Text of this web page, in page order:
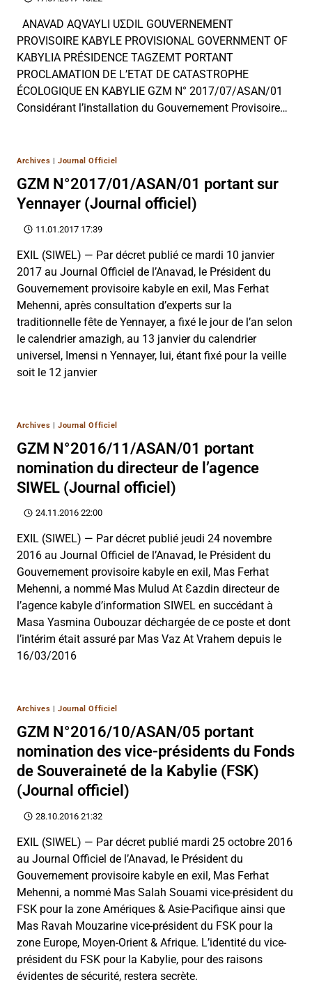
ANAVAD AQVAYLI UΣḌIL GOUVERNEMENT
PROVISOIRE KABYLE PROVISIONAL GOVERNMENT OF
KABYLIA PRÉSIDENCE TAGZEMT PORTANT
PROCLAMATION DE L’ETAT DE CATASTROPHE
ÉCOLOGIQUE EN KABYLIE GZM N° 2017/07/ASAN/01
Considérant l’installation du Gouvernement Provisoire…
Archives |Journal Officiel
GZM N°2017/01/ASAN/01 portant sur
Yennayer (Journal officiel)
11.01.2017 17:39
EXIL (SIWEL) — Par décret publié ce mardi 10 janvier
2017 au Journal Officiel de l’Anavad, le Président du
Gouvernement provisoire kabyle en exil, Mas Ferhat
Mehenni, après consultation d’experts sur la
traditionnelle fête de Yennayer, a fixé le jour de l’an selon
le calendrier amazigh, au 13 janvier du calendrier
universel, Imensi n Yennayer, lui, étant fixé pour la veille
soit le 12 janvier
Archives |Journal Officiel
GZM N°2016/11/ASAN/01 portant
nomination du directeur de l’agence
SIWEL (Journal officiel)
24.11.2016 22:00
EXIL (SIWEL) — Par décret publié jeudi 24 novembre
2016 au Journal Officiel de l’Anavad, le Président du
Gouvernement provisoire kabyle en exil, Mas Ferhat
Mehenni, a nommé Mas Mulud At Ɛazdin directeur de
l’agence kabyle d’information SIWEL en succédant à
Masa Yasmina Oubouzar déchargée de ce poste et dont
l’intérim était assuré par Mas Vaz At Vrahem depuis le
16/03/2016
Archives |Journal Officiel
GZM N°2016/10/ASAN/05 portant
nomination des vice-présidents du Fonds
de Souveraineté de la Kabylie (FSK)
(Journal officiel)
28.10.2016 21:32
EXIL (SIWEL) — Par décret publié mardi 25 octobre 2016
au Journal Officiel de l’Anavad, le Président du
Gouvernement provisoire kabyle en exil, Mas Ferhat
Mehenni, a nommé Mas Salah Souami vice-président du
FSK pour la zone Amériques & Asie-Pacifique ainsi que
Mas Ravah Mouzarine vice-président du FSK pour la
zone Europe, Moyen-Orient & Afrique. L’identité du vice-
président du FSK pour la Kabylie, pour des raisons
évidentes de sécurité, restera secrète.